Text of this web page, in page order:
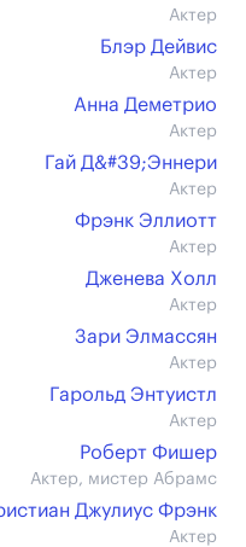
Актер
Блэр Дейвис
Актер
Анна Деметрио
Актер
Гай Д&#39;Эннери
Актер
Фрэнк Эллиотт
Актер
Дженева Холл
Актер
Зари Элмассян
Актер
Гарольд Энтуистл
Актер
Роберт Фишер
Актер, мистер Абрамс
Джулиус Фрэнк
Актер